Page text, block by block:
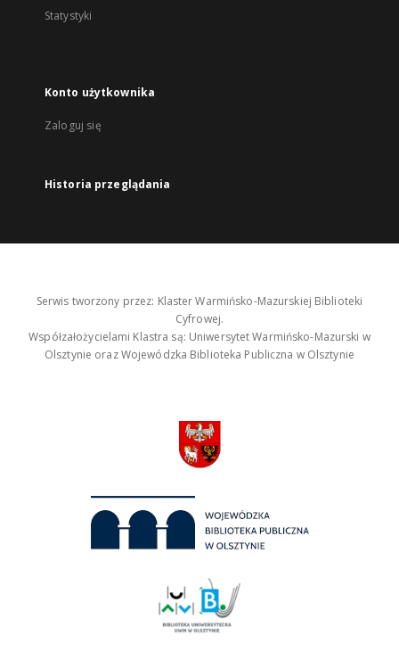
Statystyki
Konto użytkownika
Zaloguj się
Historia przeglądania
Serwis tworzony przez: Klaster Warmińsko-Mazurskiej Biblioteki
Cyfrowej.
Współzałożycielami Klastra są: Uniwersytet Warmińsko-Mazurski w
Olsztynie oraz Wojewódzka Biblioteka Publiczna w Olsztynie